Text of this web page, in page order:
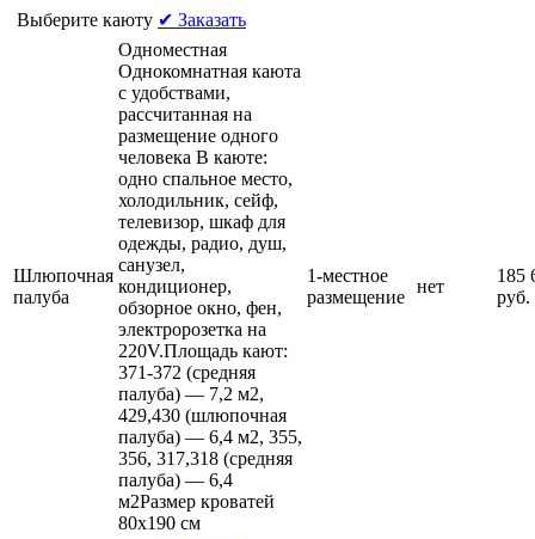
Выберите каюту ✔ Заказать
Шлюпочная
палуба
Одноместная
Однокомнатная каюта
с удобствами,
рассчитанная на
размещение одного
человека В каюте:
одно спальное место,
холодильник, сейф,
телевизор, шкаф для
одежды, радио, душ,
санузел,
кондиционер,
обзорное окно, фен,
электророзетка на
220V.Площадь кают:
371-372 (средняя
палуба) — 7,2 м2,
429,430 (шлюпочная
палуба) — 6,4 м2, 355,
356, 317,318 (средняя
палуба) — 6,4
м2Размер кроватей
80х190 см
1-местное
размещение
нет
185
руб.